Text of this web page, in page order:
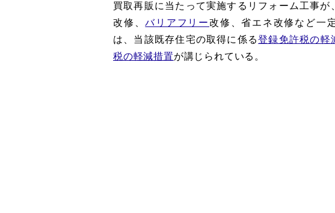
買取再販に当たって実施するリフォーム工事が
改修、バリアフリー改修、省エネ改修など一
は、当該既存住宅の取得に係る登録免許税の軽
税の軽減措置が講じられている。